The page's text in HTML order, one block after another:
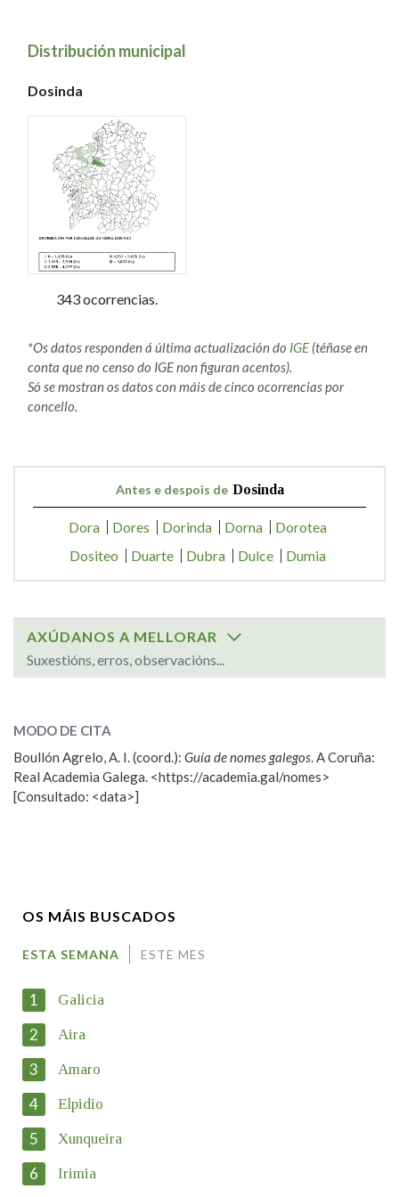
Distribución municipal
Dosinda
343 ocorrencias.
*Os datos responden á última actualización do IGE (téñase en
conta que no censo do IGE non figuran acentos).
Só se mostran os datos con máis de cinco ocorrencias por
concello.
Antes e despois de Dosinda
Dora Dores Dorinda Dorna
Dorotea
Dositeo
Duarte Dubra Dulce Dumia
AXÚDANOS A MELLORAR
Suxestións, erros, observacións...
Dosinda
ESCOLLE UNHA OPCIÓN:
Observación
Enderezo electrónico
Motivación
MODO DE CITA
Boullón Agrelo, A. I. (coord.): Guía de nomes galegos. A Coruña:
Real Academia Galega. <https://academia.gal/nomes>
[Consultado: <data>]
OS MÁIS BUSCADOS
ESTA SEMANA ESTE MES
1 Galicia
2 Aira
3 Amaro
4 Elpidio
5 Xunqueira
6 Irimia